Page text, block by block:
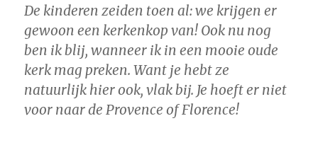
De kinderen zeiden toen al: we krijgen er
gewoon een kerkenkop van! Ook nu nog
ben ik blij, wanneer ik in een mooie oude
kerk mag preken. Want je hebt ze
natuurlijk hier ook, vlak bij. Je hoeft er niet
voor naar de Provence of Florence!